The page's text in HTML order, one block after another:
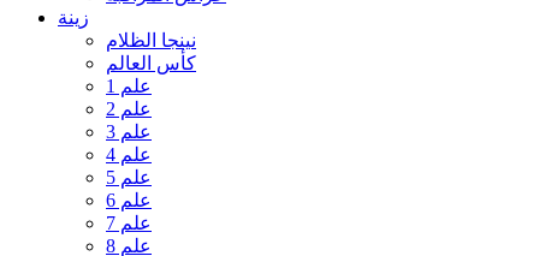
زينة
نينجا الظلام
كأس العالم
علم 1
علم 2
علم 3
علم 4
علم 5
علم 6
علم 7
علم 8